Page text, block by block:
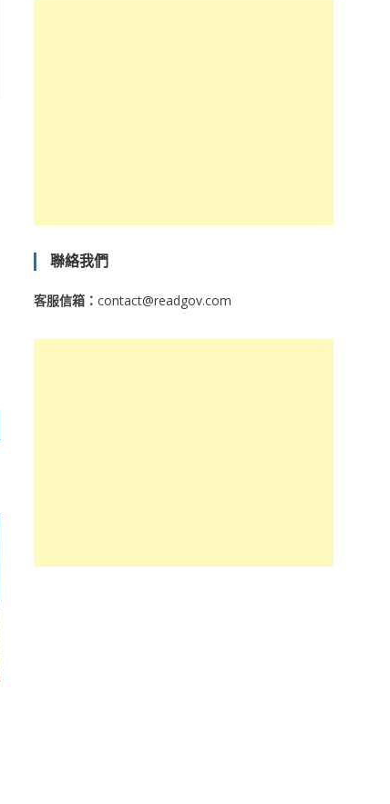
聯絡我們
客服信箱： contact@readgov.com